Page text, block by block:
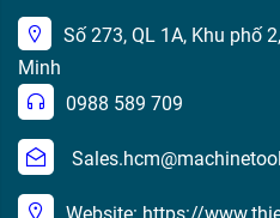
Số 273, QL 1A, Khu phố
Minh
0988 589 709